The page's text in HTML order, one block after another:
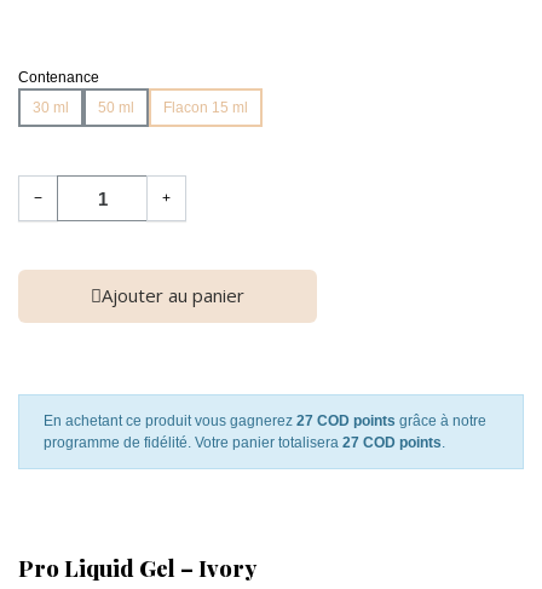
Contenance
30 ml
50 ml Flacon 15 ml
− +
Ajouter au panier
En achetant ce produit vous gagnerez 27 COD points grâce à notre
programme de fidélité. Votre panier totalisera 27 COD points.
Pro Liquid Gel – Ivory